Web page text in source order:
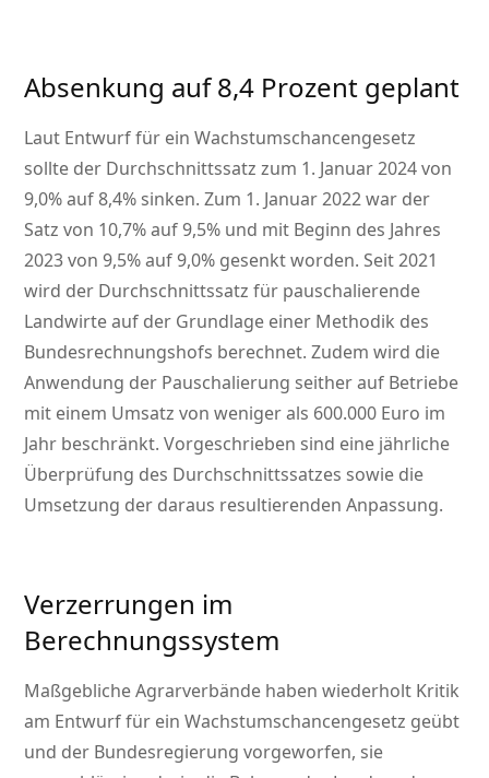
Absenkung auf 8,4 Prozent geplant
Laut Entwurf für ein Wachstumschancengesetz
sollte der Durchschnittssatz zum 1. Januar 2024 von
9,0% auf 8,4% sinken. Zum 1. Januar 2022 war der
Satz von 10,7% auf 9,5% und mit Beginn des Jahres
2023 von 9,5% auf 9,0% gesenkt worden. Seit 2021
wird der Durchschnittssatz für pauschalierende
Landwirte auf der Grundlage einer Methodik des
Bundesrechnungshofs berechnet. Zudem wird die
Anwendung der Pauschalierung seither auf Betriebe
mit einem Umsatz von weniger als 600.000 Euro im
Jahr beschränkt. Vorgeschrieben sind eine jährliche
Überprüfung des Durchschnittssatzes sowie die
Umsetzung der daraus resultierenden Anpassung.
Verzerrungen im
Berechnungssystem
Maßgebliche Agrarverbände haben wiederholt Kritik
am Entwurf für ein Wachstumschancengesetz geübt
und der Bundesregierung vorgeworfen, sie